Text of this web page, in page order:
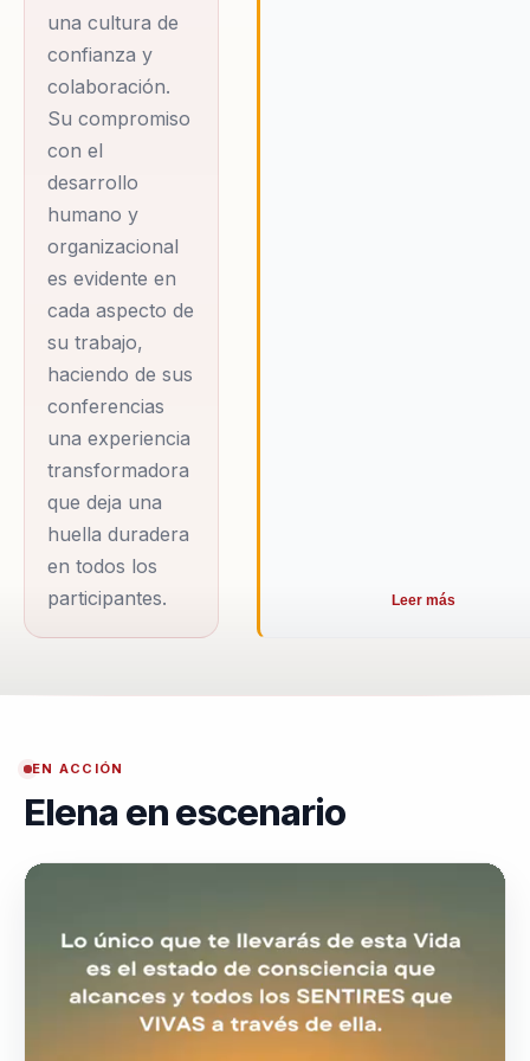
culturas
organizacionales que
hacia un entorno
más consciente y
colaborativo. Las
organizaciones que
han trabajado con
Elena han
experimentado
mejoras significativas
en la cohesión y el
rendimiento de sus
equipos, lo que
demuestra el poder
una cultura de
confianza y
colaboración.
Su compromiso
con el
desarrollo
humano y
organizacional
es evidente en
cada aspecto de
su trabajo,
haciendo de sus
conferencias
una experiencia
transformadora
que deja una
huella duradera
en todos los
participantes.
Leer más
EN ACCIÓN
Elena en escenario